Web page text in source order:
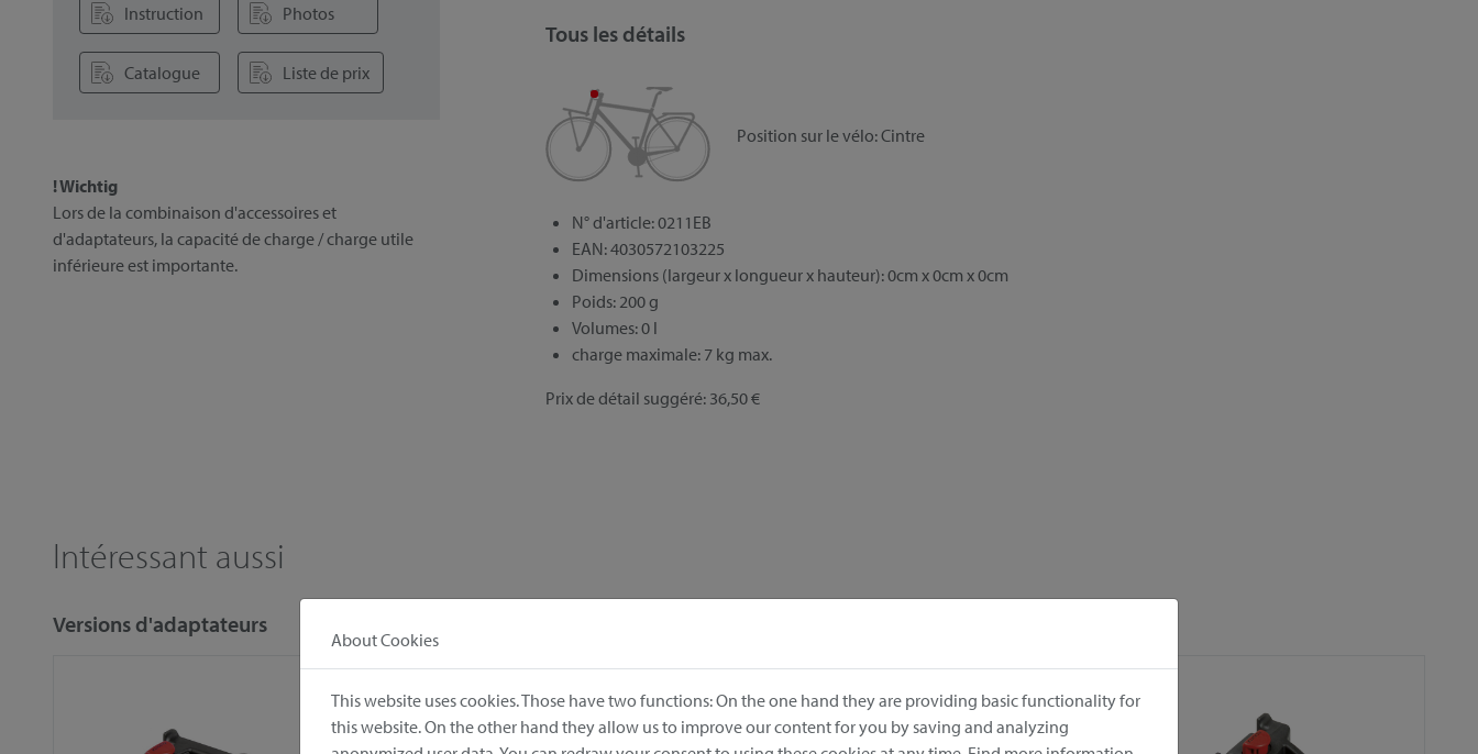
Instruction Photos
Catalogue Liste de prix
! Wichtig
Lors de la combinaison d'accessoires et
d'adaptateurs, la capacité de charge / charge utile
inférieure est importante.
Tous les détails
Position sur le vélo:Cintre
N° d'article: 0211EB
EAN: 4030572103225
Dimensions (largeur x longueur x hauteur): 0cm x 0cm x 0cm
Poids: 200 g
Volumes: 0 l
charge maximale: 7 kg max.
Prix de détail suggéré: 36,50 €
Intéressant aussi
Versions d'adaptateurs
About Cookies
This website uses cookies. Those have two functions: On the one hand they are providing basic functionality for
this website. On the other hand they allow us to improve our content for you by saving and analyzing